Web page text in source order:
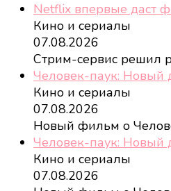
Netflix впервые даст
Кино и сериалы
07.08.2026
Стрим-сервис решил
Человек-паук: Новый
Кино и сериалы
07.08.2026
Новый фильм о
Человек-паук: Новый
Кино и сериалы
07.08.2026